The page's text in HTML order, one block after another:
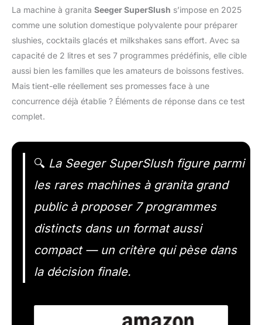
La machine à granita Seeger SuperSlush s’impose en 2025
comme une solution domestique polyvalente pour préparer
slushies, cocktails glacés et milkshakes sans effort. Avec sa
capacité de 2 litres et ses 7 programmes prédéfinis, elle cible
aussi bien les familles que les amateurs de boissons festives.
Mais tient-elle réellement ses promesses face à une
concurrence déjà établie ? Éléments de réponse dans ce test
complet.
🔍 La Seeger SuperSlush figure parmi
les rares machines à granita grand
public à proposer 7 programmes
distincts dans un format aussi
compact — un critère qui pèse dans
la décision finale.